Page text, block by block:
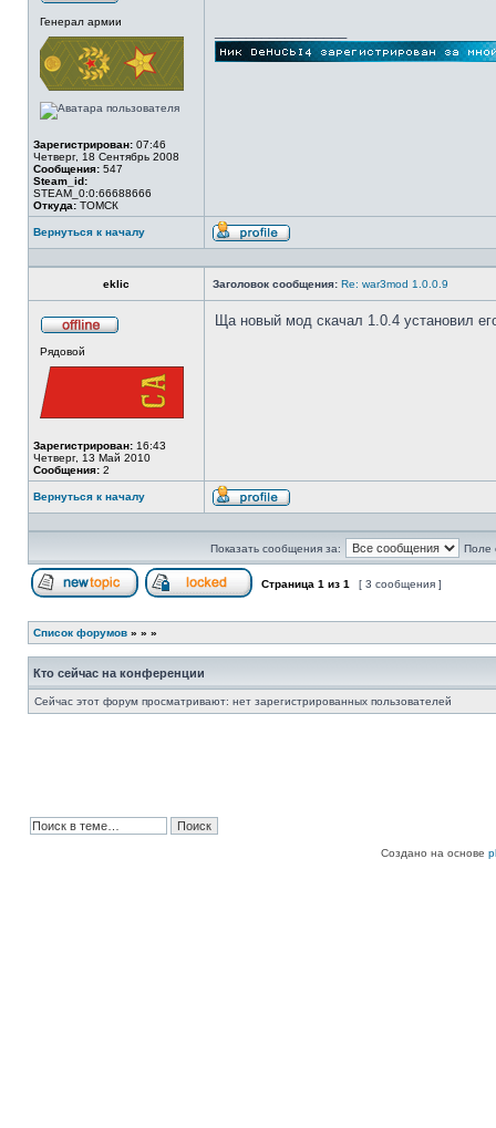
в
сети
Генерал армии
Зарегистрирован: 07:46
Четверг, 18 Сентябрь 2008
Сообщения: 547
Steam_id:
STEAM_0:0:66688666
Откуда: ТОМСК
Вернуться к началу
Профиль
eklic Заголовок сообщения: Re: war3mod 1.0.0.9
сети
Рядовой
Зарегистрирован: 16:43
Четверг, 13 Май 2010
Сообщения: 2
Ща новый мод скачал 1.0.4 установил
Вернуться к началу
Профиль
Показать сообщения за: Поле
Страница 1 из 1 [ 3 сообщения ]
Список форумов » » »
Кто сейчас на конференции
Сейчас этот форум просматривают: нет зарегистрированных пользователей
Создано на основе